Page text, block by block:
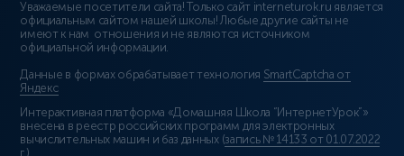
Уважаемые посетители сайта! Только сайт interneturok.ru является
официальным сайтом нашей школы! Любые другие сайты не
имеют к нам отношения и не являются источником
официальной информации.
Данные в формах обрабатывает технология SmartCaptcha от
Яндекс
Интерактивная платформа «Домашняя Школа “ИнтернетУрок”»
внесена в реестр российских программ для электронных
вычислительных машин и баз данных (запись № 14133 от 01.07.2022
г. ).